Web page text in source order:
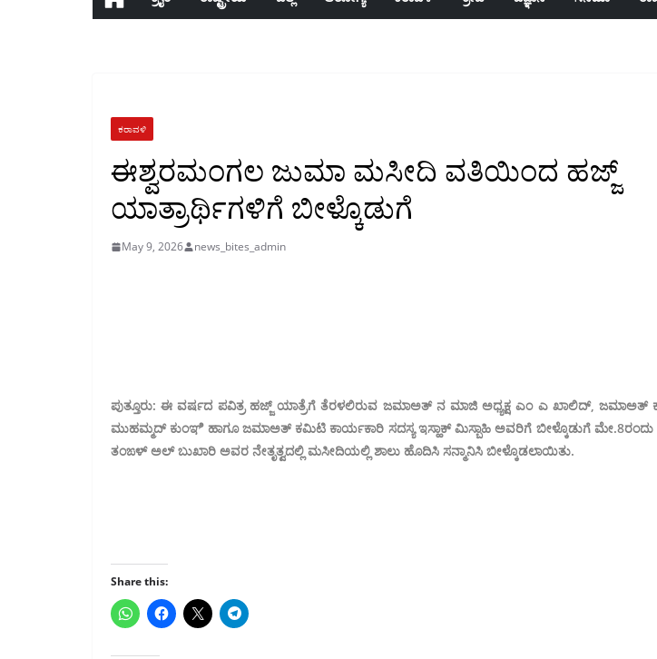
ಕರಾವಳಿ
ಈಶ್ವರಮಂಗಲ ಜುಮಾ ಮಸೀದಿ ವತಿಯಿಂದ ಹಜ್ಜ್
ಯಾತ್ರಾರ್ಥಿಗಳಿಗೆ ಬೀಳ್ಕೊಡುಗೆ
May 9, 2026 news_bites_admin
ಪುತ್ತೂರು: ಈ ವರ್ಷದ ಪವಿತ್ರ ಹಜ್ಜ್ ಯಾತ್ರೆಗೆ ತೆರಳಲಿರುವ ಜಮಾಅತ್ ನ ಮಾಜಿ ಅಧ್ಯಕ್ಷ ಎಂ ಎ ಖಾಲಿದ್,
ಮುಹಮ್ಮದ್ ಕುಂಞಿ ಹಾಗೂ ಜಮಾಅತ್ ಕಮಿಟಿ ಕಾರ್ಯಕಾರಿ ಸದಸ್ಯ ಇಸ್ಹಾಕ್ ಮಿಸ್ಬಾಹಿ ಅವರಿಗೆ ಬೀಳ್ಕೊಡುಗೆ
ತಂಙಳ್ ಅಲ್ ಬುಖಾರಿ ಅವರ ನೇತೃತ್ವದಲ್ಲಿ ಮಸೀದಿಯಲ್ಲಿ ಶಾಲು ಹೊದಿಸಿ ಸನ್ಮಾನಿಸಿ ಬೀಳ್ಕೊಡಲಾಯಿತು.
Share this: